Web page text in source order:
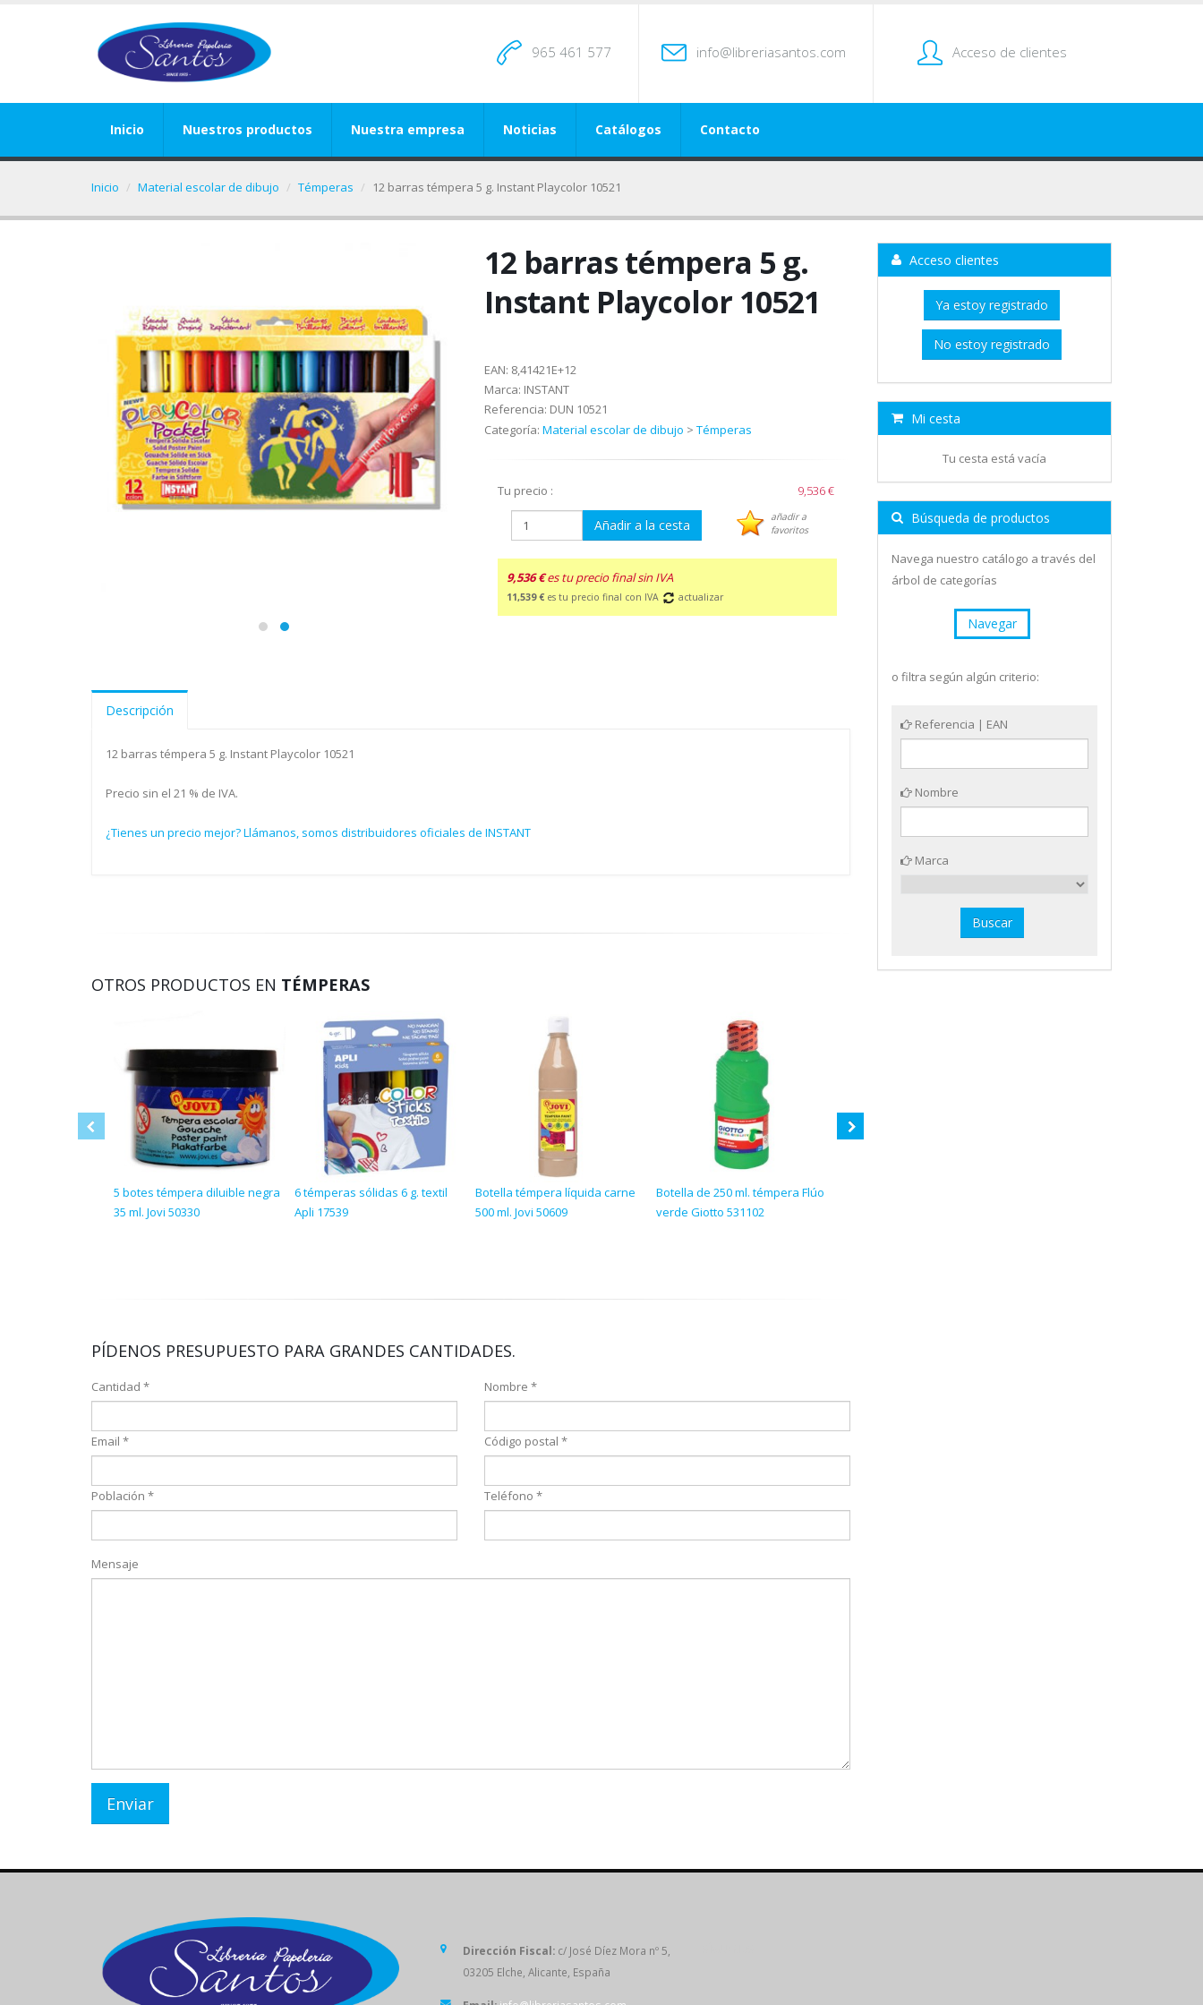
965 461 577 info@libreriasantos.com Acceso de clientes
Inicio Nuestros productos Nuestra empresa Noticias Catálogos Contacto
Inicio Material escolar de dibujo Témperas 12 barras témpera 5 g. Instant Playcolor 10521
12 barras témpera 5 g.
Instant Playcolor 10521
EAN: 8,41421E+12
Marca: INSTANT
Referencia: DUN 10521
Categoría: Material escolar de dibujo > Témperas
Tu precio : 9,536 €
Añadir a la cesta
añadir a
favoritos
9,536 €es tu precio final sin IVA
11,539 € es tu precio final con IVA actualizar
Descripción
12 barras témpera 5 g. Instant Playcolor 10521
Precio sin el 21 % de IVA.
¿Tienes un precio mejor? Llámanos, somos distribuidores oficiales de INSTANT
OTROS PRODUCTOS EN TÉMPERAS
5 botes témpera diluible negra
35 ml. Jovi 50330
6 témperas sólidas 6 g. textil
Apli 17539
Botella témpera líquida carne
500 ml. Jovi 50609
Botella de 250 ml. témpera Flúo
verde Giotto 531102
PÍDENOS PRESUPUESTO PARA GRANDES CANTIDADES.
Cantidad * Nombre *
Email * Código postal *
Población * Teléfono *
Mensaje
Acceso clientes
Ya estoy registrado
No estoy registrado
Mi cesta
Tu cesta está vacía
Búsqueda de productos
Navega nuestro catálogo a través del
árbol de categorías
Navegar
o filtra según algún criterio:
Referencia | EAN
Nombre
Marca
Dirección Fiscal: c/ José Díez Mora nº 5,
03205 Elche, Alicante, España